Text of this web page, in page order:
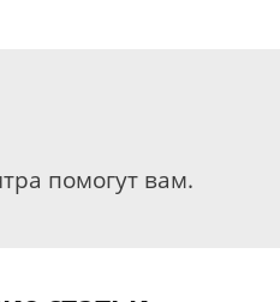
помогут вам.